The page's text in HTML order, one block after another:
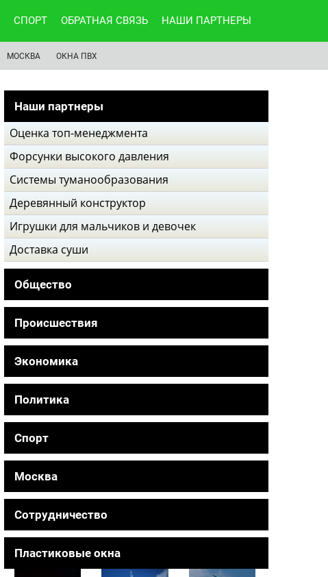
СПОРТ ОБРАТНАЯ СВЯЗЬ НАШИ ПАРТНЕРЫ
МОСКВА ОКНА ПВХ
Наши партнеры
Оценка топ-менеджмента
Форсунки высокого давления
Системы туманообразования
Деревянный конструктор
Игрушки для мальчиков и девочек
Доставка суши
Общество
Происшествия
Экономика
Политика
Спорт
Москва
Сотрудничество
Пластиковые окна